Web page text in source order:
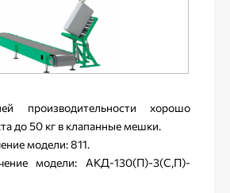
производительности хорошо
до 50 кг в клапанные мешки.
модели: 811.
модели: АКД-130(П)-3(С,П)-